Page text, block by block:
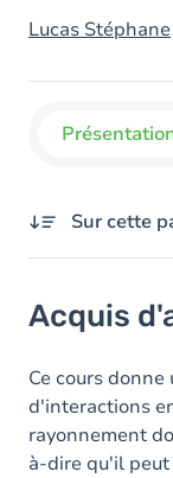
Lucas Stéphane
Sur cette
Contenu
Table des
Acquis
Ce cours
d'interactions
rayonnement
à-dire qu'il